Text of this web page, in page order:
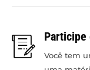
Participe
Você tem